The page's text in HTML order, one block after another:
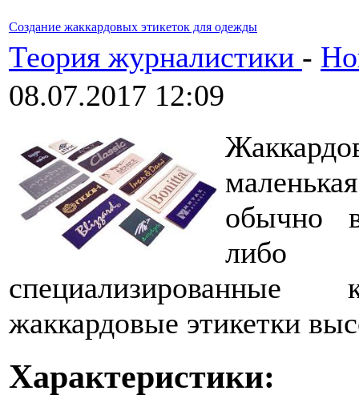
Создание жаккардовых этикеток для одежды
Теория журналистики -
08.07.2017 12:09
обычно
либо
жаккардовые этикетки
Характеристики: